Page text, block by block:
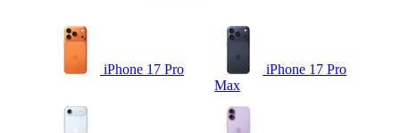
iPhone 17 Pro
iPhone 17 Pro
Max